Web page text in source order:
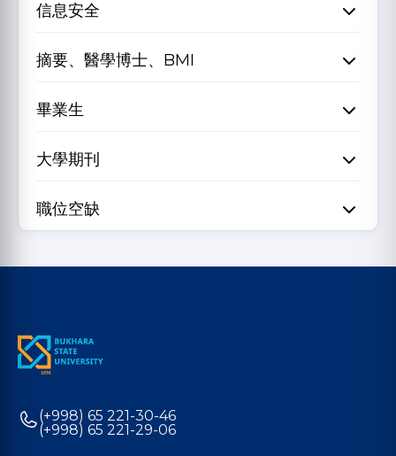
信息安全
摘要、醫學博士、BMI
畢業生
大學期刊
職位空缺
(+998) 65 221-30-46
(+998) 65 221-29-06